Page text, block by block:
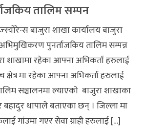
तालिम सम्पन
बाजुरा शाखा कार्यालय बाजुरा
पुनर्ताजकिय तालिम सम्पन्न
शाखामा रहेका आफ्ना अभिकर्ता हरुलाई
क्षेत्र मा रहेका आफ्ना अभिकर्ता हरुलाई
सञ्चालनमा ल्याएकाे बाजुरा शाखाका
बहादुर थापाले बताएका छन् । जिल्ला मा
गांउमा गएर सेवा ग्राही हरुलाई […]